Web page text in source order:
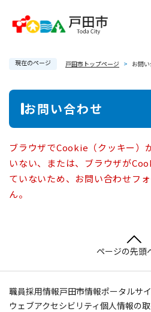
現在のページ 戸田市トップページ > お問
本
お問い合わせ
ブラウザでCookie（クッキー）
いない、または、ブラウザが
ていないため、お問い合わせフ
ん。
ページの先頭
職員採用情報戸田市情報ポータルサ
ウェブアクセシビリティ個人情報の